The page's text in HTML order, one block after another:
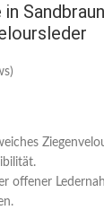
offener